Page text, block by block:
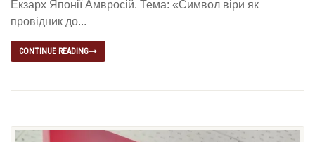
Екзарх Японії Амвросій. Тема: «Символ віри як
провідник до...
CONTINUE READING